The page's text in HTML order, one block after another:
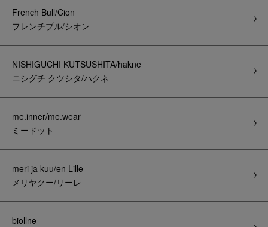
French Bull/Cion
フレンチブル/シオン
NISHIGUCHI KUTSUSHITA/hakne
ニシグチ クツシタ/ハクネ
me.inner/me.wear
ミードット
meri ja kuu/en Lille
メリヤクー/リーレ
biollne